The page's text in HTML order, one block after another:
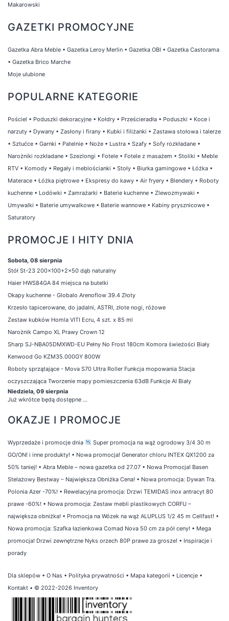
Makarowski
GAZETKI PROMOCYJNE
Gazetka Abra Meble • Gazetka Leroy Merlin • Gazetka OBI • Gazetka Castorama
• Gazetka Brico Marche
Moje ulubione
POPULARNE KATEGORIE
Pościel • Poduszki dekoracyjne • Kołdry • Prześcieradła • Poduszki • Koce i
narzuty • Dywany • Zasłony i firany • Kubki i filiżanki • Zastawa stołowa i talerze
• Sztućce • Garnki • Patelnie • Noże • Lustra • Szafy • Sofy rozkładane •
Narożniki rozkładane • Szezlongi • Fotele • Fotele z masażem • Stoliki • Meble
RTV • Komody • Regały i meblościanki • Stoły • Biurka gamingowe • Łóżka •
Materace • Łóżka piętrowe • Ekspresy do kawy • Air fryery • Blendery • Roboty
kuchenne • Lodówki • Zamrażarki • Baterie kuchenne • Zlewozmywaki •
Umywalki • Baterie umywalkowe • Baterie wannowe • Kabiny prysznicowe •
Saturatory
PROMOCJE I HITY DNIA
Sobota, 08 sierpnia
Stół St-23 200x100+2x50 dąb naturalny
Haier HWS84GA 84 miejsca na butelki
Okapy kuchenne - Globalo Arenoflow 39.4 Złoty
Krzesło tapicerowane, do jadalni, ASTRI, złote nogi, różowe
Zestaw kubków Homla VITI Ecru, 4 szt. x 85 ml
Narożnik Campo XL Prawy Crown 12
Sharp SJ-NBA05DMXWD-EU Pełny No Frost 180cm Komora świeżości Biały
Kenwood Go KZM35.000GY 800W
Roboty sprzątające - Mova S70 Ultra Roller Funkcja mopowania Stacja
oczyszczająca Tworzenie mapy pomieszczenia 63dB Funkcje AI Biały
Niedziela, 09 sierpnia
Już wkrótce będą dostępne ...
OKAZJE I PROMOCJE
Wyprzedaże i promocje dnia
Super promocja na wąż ogrodowy 3/4 30 m
GO/ON! i inne produkty! • Nowa promocja! Generator chloru INTEX QX1200 za
50% taniej! • Abra Meble – nowa gazetka od 27.07 • Nowa Promocja! Basen
Stelażowy Bestway – Największa Obniżka Cena! • Nowa promocja: Dywan Tra.
Polonia Azer -70%! • Rewelacyjna promocja: Drzwi TEMIDAS inox antracyt 80
prawe -60%! • Nowa promocja: Zestaw mebli plastikowych CORFU –
największa obniżka! • Promocja na Wózek na wąż ALUPLUS 1/2 45 m Cellfast! •
Nowa promocja: Szafka łazienkowa Comad Nova 50 cm za pół ceny! • Mega
promocja! Drzwi zewnętrzne Nyks orzech 80P prawe za grosze! • Inspiracje i
porady
Dla sklepów • O Nas • Polityka prywatności • Mapa kategorii • Licencje •
Kontakt • © 2022-2026 Inventory